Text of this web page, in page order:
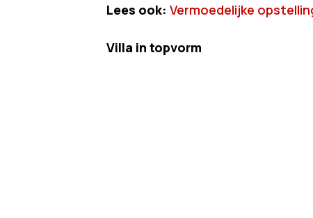
Lees ook: Vermoedelijke
Villa in topvorm